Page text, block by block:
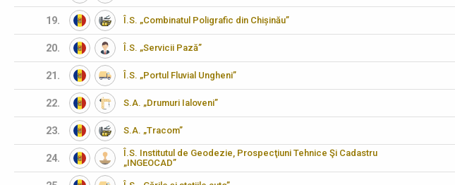
19. Î.S. „Combinatul Poligrafic din Chișinău”
20. Î.S. „Servicii Pază”
21. Î.S. „Portul Fluvial Ungheni”
22. S.A. „Drumuri Ialoveni”
23. S.A. „Tracom”
24.
Î.S. Institutul de Geodezie, Prospecţiuni Tehnice Şi Cadastru
„INGEOCAD”